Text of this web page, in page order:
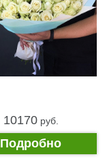
10170pуб.
Подробно